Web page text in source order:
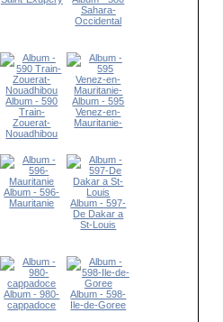
Sahara-
Occidental
Album - 590
Train-
Zouerat-
Nouadhibou
Album - 595
Venez-en-
Mauritanie-
Album - 596-
Mauritanie
Album - 597-
De Dakar a
St-Louis
Album - 980-
cappadoce
Album - 598-
Ile-de-Goree